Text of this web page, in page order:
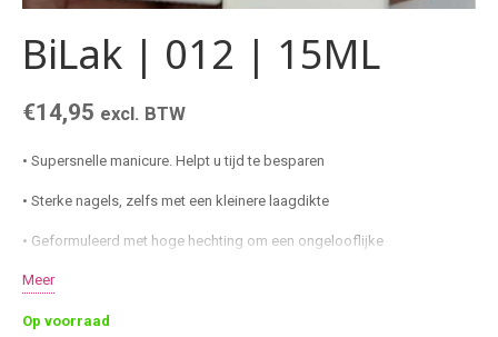
BiLak | 012 | 15ML
€14,95 excl. BTW
• Supersnelle manicure. Helpt u tijd te besparen
• Sterke nagels, zelfs met een kleinere laagdikte
• Geformuleerd met hoge hechting om een ​​ongelooflijke
Meer
Op voorraad